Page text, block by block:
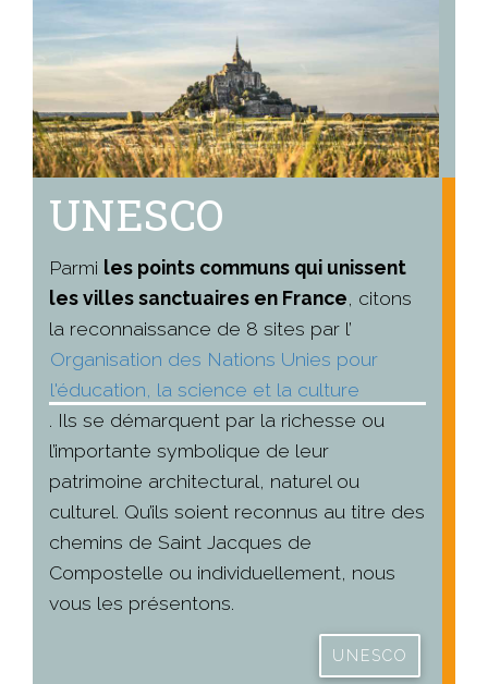
UNESCO
Parmi les points communs qui unissent
les villes sanctuaires en France, citons
la reconnaissance de 8 sites par l’
Organisation des Nations Unies pour
l'éducation, la science et la culture
. Ils se démarquent par la richesse ou
l’importante symbolique de leur
patrimoine architectural, naturel ou
culturel. Qu’ils soient reconnus au titre des
chemins de Saint Jacques de
Compostelle ou individuellement, nous
vous les présentons.
UNESCO